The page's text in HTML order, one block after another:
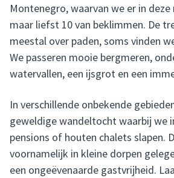
Montenegro, waarvan we er in
maar liefst 10 van beklimmen. De
meestal over paden, soms vinden
We passeren mooie bergmeren,
watervallen, een ijsgrot en een
In verschillende onbekende
geweldige wandeltocht waarbij we
pensions of houten chalets slapen.
voornamelijk in kleine dorpen
een ongeëvenaarde gastvrijheid.